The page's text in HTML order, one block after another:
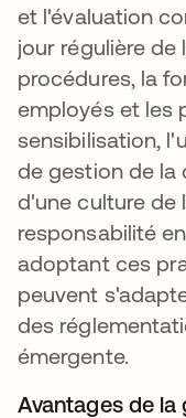
et l'évaluation
jour régulière
procédures, la
employés et les
sensibilisation,
de gestion de la
d'une culture de
responsabilité
adoptant ces
peuvent
des
émergente.
Avantages de la